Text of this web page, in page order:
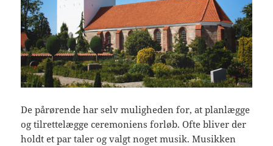
De pårørende har selv muligheden for, at planlægge
og tilrettelægge ceremoniens forløb. Ofte bliver der
holdt et par taler og valgt noget musik. Musikken